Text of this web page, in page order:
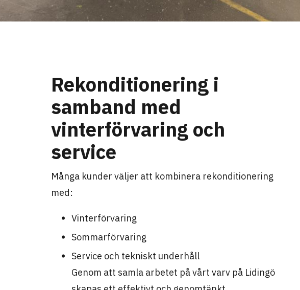
Rekonditionering i
samband med
vinterförvaring och
service
Många kunder väljer att kombinera rekonditionering
med:
Vinterförvaring
Sommarförvaring
Service och tekniskt underhåll
Genom att samla arbetet på vårt varv på Lidingö